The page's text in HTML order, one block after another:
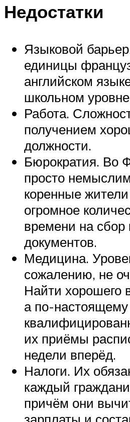
Недостатки
Языковой
единицы
английском
школьном
Работа.
получением
должности.
Бюрократия. Во
просто
коренные жители
огромное
времени на
документов.
Медицина.
сожалению, не
Найти хорошего
а по-
их приёмы
недели вперёд.
Налоги. Их
каждый
причём они
зарплаты и